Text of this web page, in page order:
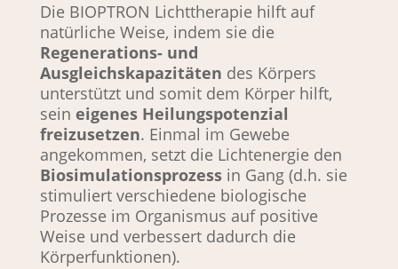
Die BIOPTRON Lichttherapie hilft auf
natürliche Weise, indem sie die
Regenerations- und
Ausgleichskapazitäten des Körpers
unterstützt und somit dem Körper hilft,
sein eigenes Heilungspotenzial
freizusetzen. Einmal im Gewebe
angekommen, setzt die Lichtenergie den
Biosimulationsprozessin Gang (d.h. sie
stimuliert verschiedene biologische
Prozesse im Organismus auf positive
Weise und verbessert dadurch die
Körperfunktionen).